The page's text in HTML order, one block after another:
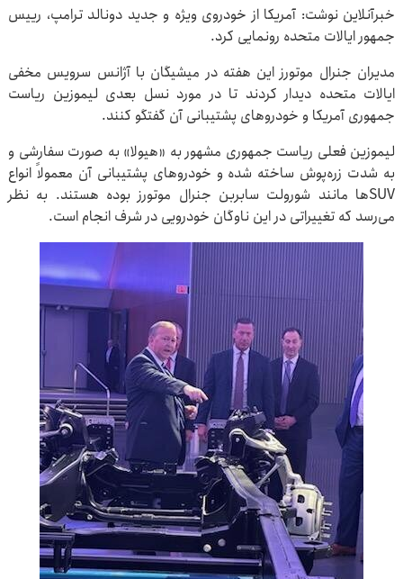
خبرآنلاین نوشت: آمریکا از خودروی ویژه و جدید دونالد ترامپ، رییس
جمهور ایالات متحده رونمایی کرد.
مدیران جنرال موتورز این هفته در میشیگان با آژانس سرویس مخفی
ایالات متحده دیدار کردند تا در مورد نسل بعدی لیموزین ریاست
جمهوری آمریکا و خودروهای پشتیبانی آن گفتگو کنند.
لیموزین فعلی ریاست جمهوری مشهور به «هیولا» به صورت سفارشی و
به شدت زره‌پوش ساخته شده و خودروهای پشتیبانی آن معمولاً انواع
SUV‌ها مانند شورولت سابربن جنرال موتورز بوده هستند. به نظر
می‌رسد که تغییراتی در این ناوگان خودرویی در شرف انجام است.